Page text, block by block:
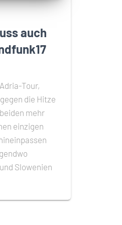
auch
Tour,
die Hitze
mehr
einzigen
Slowenien